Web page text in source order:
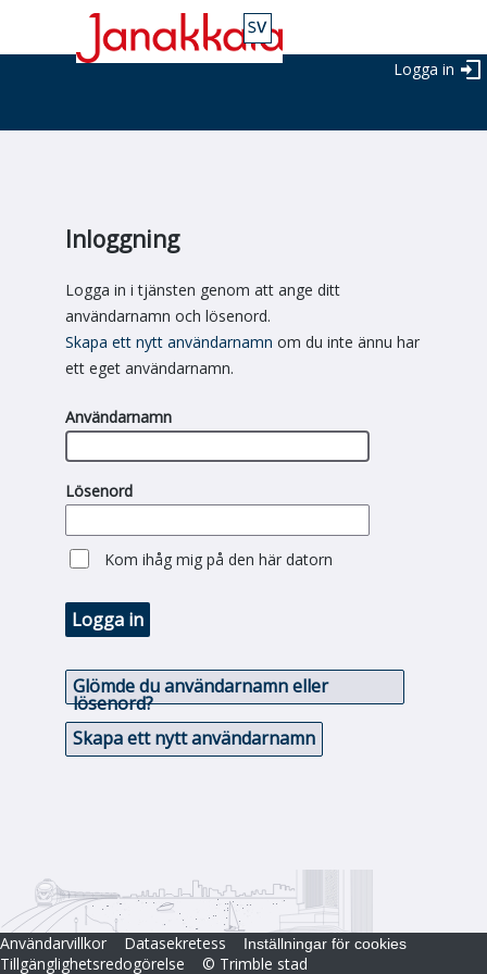
Logga in
Inloggning
Logga in i tjänsten genom att ange ditt
användarnamn och lösenord.
Skapa ett nytt användarnamn om du inte ännu har
ett eget användarnamn.
Användarnamn
Lösenord
Kom ihåg mig på den här datorn
Logga in
Glömde du användarnamn eller
lösenord?
Skapa ett nytt användarnamn
Användarvillkor Datasekretess Inställningar för cookies
Tillgänglighetsredogörelse © Trimble stad